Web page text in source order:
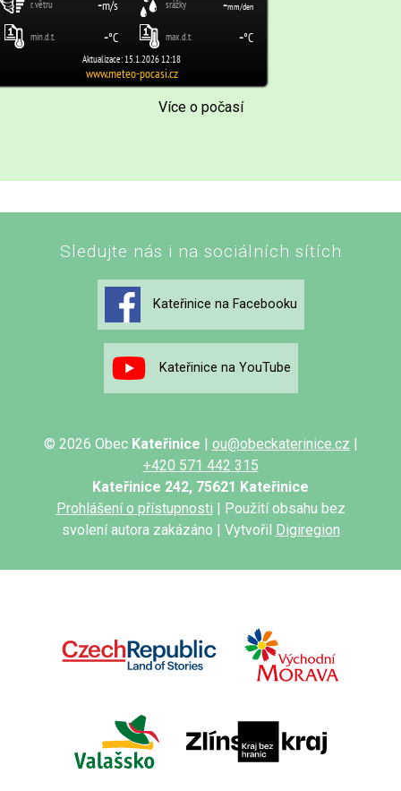
Více o počasí
Sledujte nás i na sociálních sítích
Kateřinice na Facebooku
Kateřinice na YouTube
© 2026 Obec Kateřinice | ou@obeckaterinice.cz |
+420 571 442 315
Kateřinice 242, 75621 Kateřinice
Prohlášení o přístupnosti | Použití obsahu bez
svolení autora zakázáno | Vytvořil Digiregion